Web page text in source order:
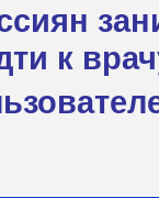
к